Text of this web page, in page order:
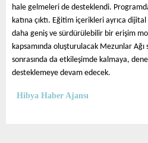
hale gelmeleri de desteklendi.
katına çıktı. Eğitim içerikleri ayrıca
daha geniş ve sürdürülebilir bir erişim
kapsamında oluşturulacak Mezunlar Ağı
sonrasında da etkileşimde kalmaya,
desteklemeye devam edecek.
Hibya Haber Ajansı